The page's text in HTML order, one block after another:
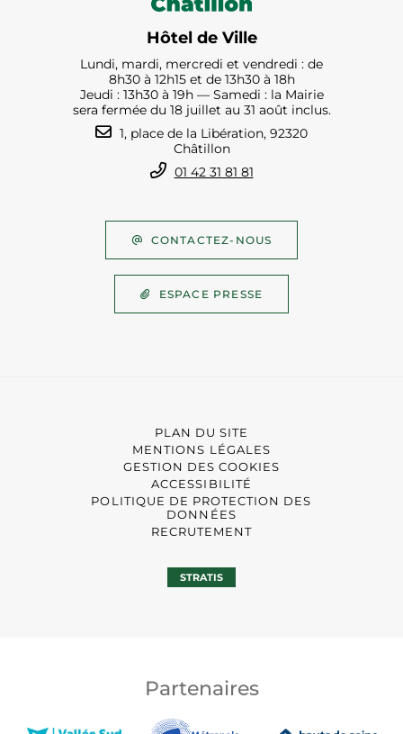
Hôtel de Ville
Lundi, mardi, mercredi et vendredi : de
8h30 à 12h15 et de 13h30 à 18h
Jeudi : 13h30 à 19h — Samedi : la Mairie
sera fermée du 18 juillet au 31 août inclus.
1, place de la Libération, 92320
Châtillon
01 42 31 81 81
CONTACTEZ-NOUS
ESPACE PRESSE
PLAN DU SITE
MENTIONS LÉGALES
GESTION DES COOKIES
ACCESSIBILITÉ
POLITIQUE DE PROTECTION DES
DONNÉES
RECRUTEMENT
STRATIS
Partenaires